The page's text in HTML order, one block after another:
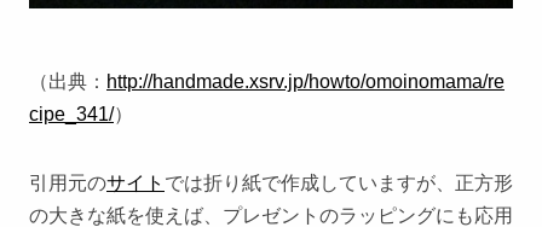
（出典： http://handmade.xsrv.jp/howto/omoinomama/re
cipe_341/）
引用元のサイト では折り紙で作成していますが、正方形
の大きな紙を使えば、プレゼントのラッピングにも応用